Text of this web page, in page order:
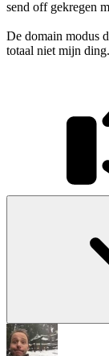
send off gekregen
De domain modus
totaal niet mijn ding.